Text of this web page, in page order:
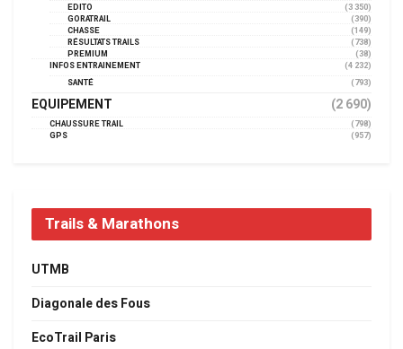
EDITO
(3 350)
GORATRAIL
(390)
CHASSE
(149)
RÉSULTATS TRAILS
(738)
PREMIUM
(38)
INFOS ENTRAINEMENT
(4 232)
SANTÉ
(793)
EQUIPEMENT (2 690)
CHAUSSURE TRAIL
(798)
GPS
(957)
Trails & Marathons
UTMB
Diagonale des Fous
EcoTrail Paris